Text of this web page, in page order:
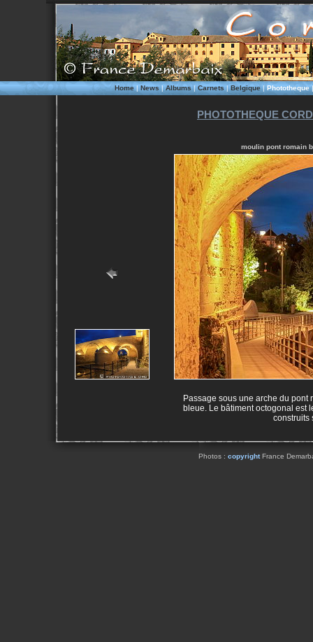
Home|News|Albums|Carnets|Belgique|Phototheque
PHOTOTHEQUE
moulin pont romain
Passage sous une arche du
bleue. Le bâtiment octogonal est
construits
Photos : copyrightFrance